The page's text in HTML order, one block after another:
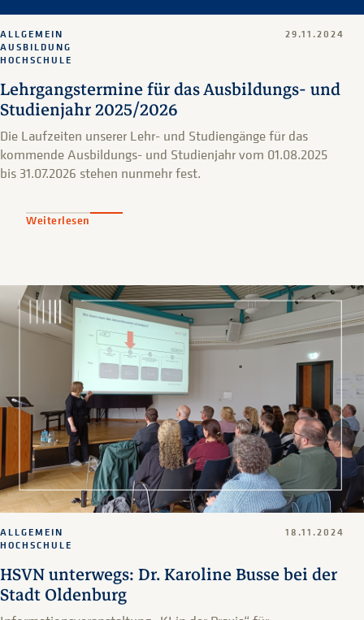
Lehrgangstermine für das Ausbildungs- und
Studienjahr 2025/2026
ALLGEMEIN
AUSBILDUNG
HOCHSCHULE
29.11.2024
Die Laufzeiten unserer Lehr- und Studiengänge für das
kommende Ausbildungs- und Studienjahr vom 01.08.2025
bis 31.07.2026 stehen nunmehr fest.
Weiterlesen
HSVN unterwegs: Dr. Karoline Busse bei der
Stadt Oldenburg
ALLGEMEIN
HOCHSCHULE
18.11.2024